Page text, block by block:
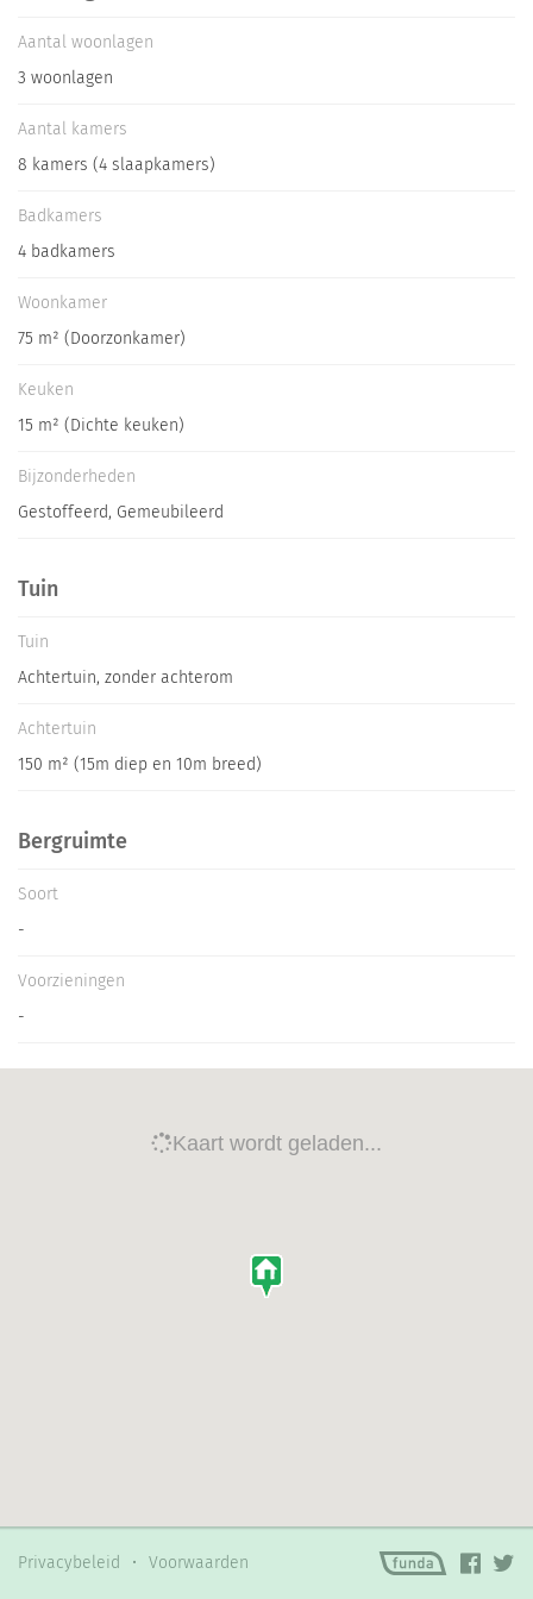
Bijzonderheden
prive spullen ) , het hele huis is WiFi.
Aantal woonlagen
3 woonlagen
Aantal kamers
8 kamers (4 slaapkamers)
Badkamers
4 badkamers
Woonkamer
75 m² (Doorzonkamer)
Keuken
15 m² (Dichte keuken)
Bijzonderheden
Gestoffeerd, Gemeubileerd
Tuin
Tuin
Achtertuin, zonder achterom
Achtertuin
150 m² (15m diep en 10m breed)
Bergruimte
Soort
-
Voorzieningen
-
Privacybeleid • Voorwaarden